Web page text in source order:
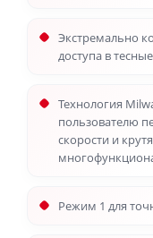
Экстремально
доступа в
Технология
пользователю
скорости и
Режим 1 для